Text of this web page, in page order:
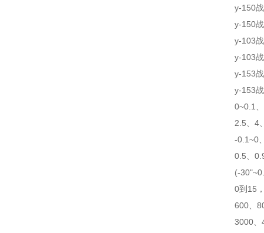
y-150
y-150
y-103
y-103
y-153
y-153
0~0.1
2.5、4
-0.1~0
0.5、
(-
0到15
600、
3000、